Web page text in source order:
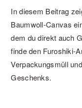
In diesem Beitrag
Baumwoll-Canvas
dem du direkt auch
finde den Furoshiki-
Verpackungsmüll
Geschenks.